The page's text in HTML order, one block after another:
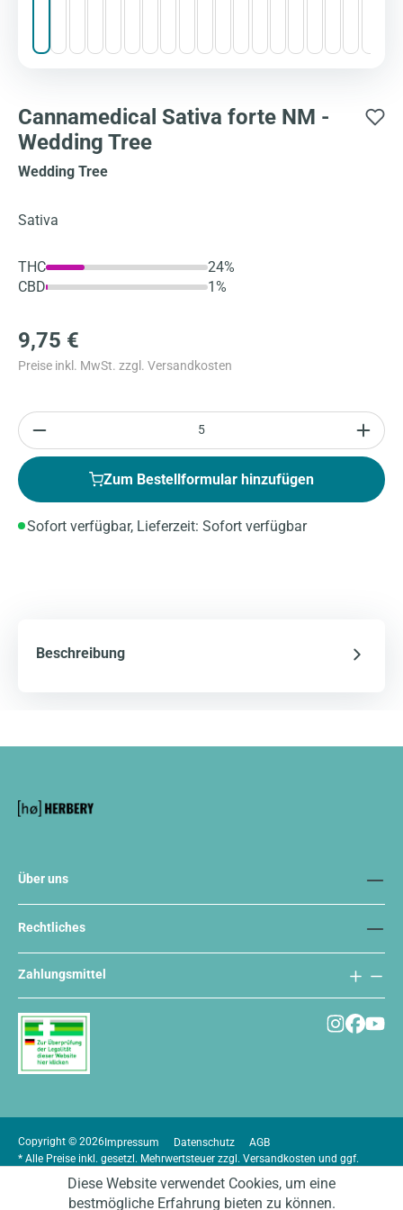
Cannamedical Sativa forte NM -
Wedding Tree
Wedding Tree
Sativa
THC
24%
CBD
1%
9,75 €
Preise inkl. MwSt. zzgl. Versandkosten
Anzahl
Zum Bestellformular hinzufügen
Sofort verfügbar, Lieferzeit: Sofort verfügbar
Beschreibung
Über uns
Rechtliches
Zahlungsmittel
Copyright © 2026 Impressum Datenschutz
AGB
* Alle Preise inkl. gesetzl. Mehrwertsteuer zzgl. Versandkosten und ggf.
Diese Website verwendet Cookies, um eine
bestmögliche Erfahrung bieten zu können.